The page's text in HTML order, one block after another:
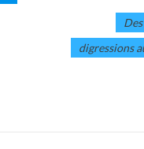
digressions